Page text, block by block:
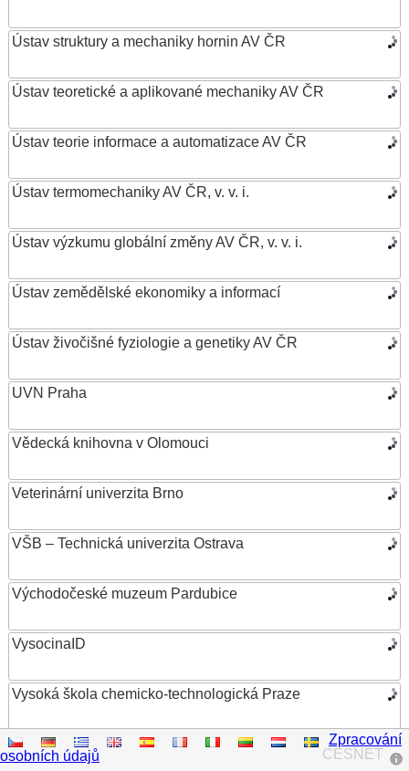
Ústav struktury a mechaniky hornin AV ČR
Ústav teoretické a aplikované mechaniky AV ČR
Ústav teorie informace a automatizace AV ČR
Ústav termomechaniky AV ČR, v. v. i.
Ústav výzkumu globální změny AV ČR, v. v. i.
Ústav zemědělské ekonomiky a informací
Ústav živočišné fyziologie a genetiky AV ČR
UVN Praha
Vědecká knihovna v Olomouci
Veterinární univerzita Brno
VŠB – Technická univerzita Ostrava
Východočeské muzeum Pardubice
VysocinaID
Vysoká škola chemicko-technologická Praze
Vysoká škola ekonomická v Praze
CESNET
Zpracování
osobních údajů